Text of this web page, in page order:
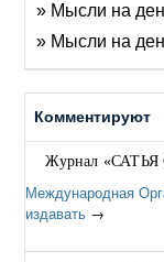
» Мысли на
» Мысли на
Комментируют
Журнал
Международная
издавать →